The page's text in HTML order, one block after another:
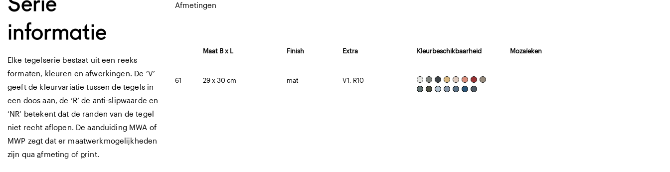
informatie
Elke tegelserie bestaat uit een reeks
formaten, kleuren en afwerkingen. De ‘V’
geeft de kleurvariatie tussen de tegels in
een doos aan, de ‘R’ de anti-slipwaarde en
‘NR’ betekent dat de randen van de tegel
niet recht aflopen. De aanduiding MWA of
MWP zegt dat er maatwerkmogelijkheden
zijn quaafmeting of print.
Afmetingen
Maat B x L Finish Extra Kleurbeschikbaarheid
61 29 x 30 cm mat V1, R10
Mozaïeken